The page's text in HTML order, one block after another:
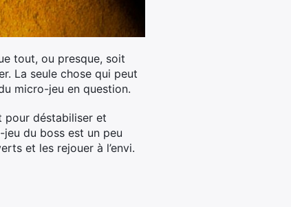
tout, ou presque, soit
La seule chose qui peut
micro-jeu en question.
pour déstabiliser et
jeu du boss est un peu
et les rejouer à l’envi.